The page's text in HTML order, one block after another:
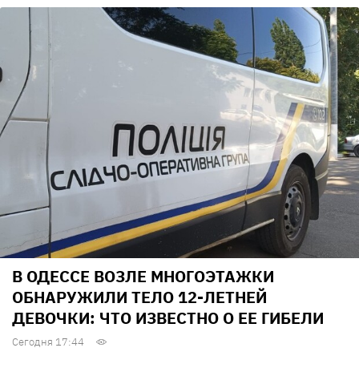
В ОДЕССЕ ВОЗЛЕ МНОГОЭТАЖКИ
ОБНАРУЖИЛИ ТЕЛО 12-ЛЕТНЕЙ
ДЕВОЧКИ: ЧТО ИЗВЕСТНО О ЕЕ ГИБЕЛИ
Сегодня 17:44